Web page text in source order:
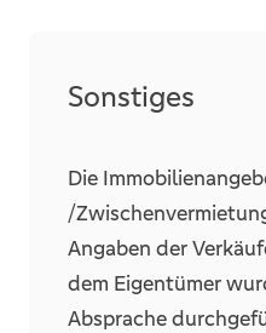
Anschluss nach
Sonstiges
Die
/
Angaben der
dem Eigentümer
Absprache